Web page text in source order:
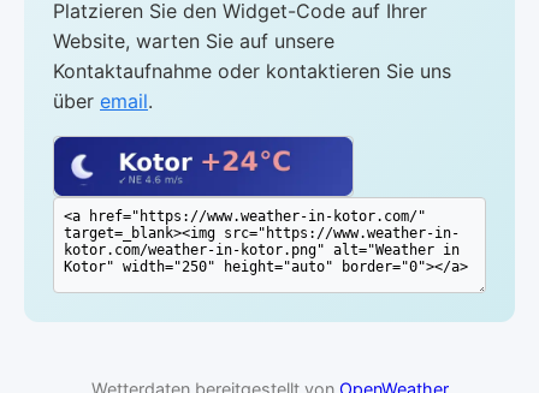
Platzieren Sie den Widget-Code auf Ihrer
Website, warten Sie auf unsere
Kontaktaufnahme oder kontaktieren Sie uns
über email.